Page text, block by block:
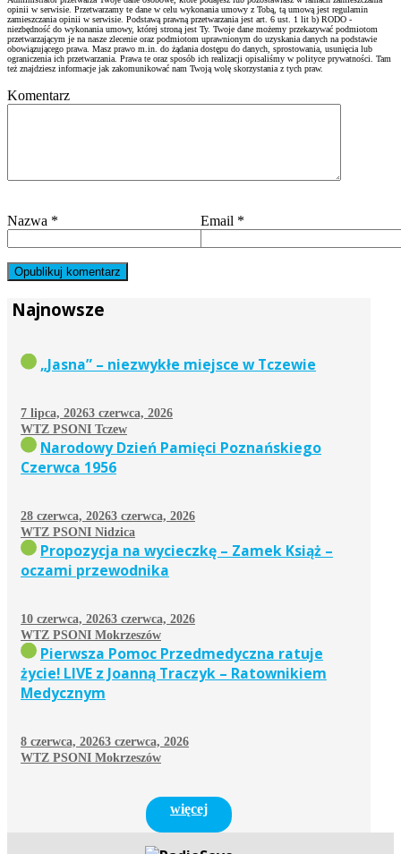
opinii w serwisie. Przetwarzamy te dane w celu wykonania umowy z Tobą, tą umową jest regulamin
zamieszczania opinii w serwisie. Podstawą prawną przetwarzania jest art. 6 ust. 1 lit b) RODO -
niezbędność do wykonania umowy, której stroną jest Ty. Twoje dane możemy przekazywać podmiotom
przetwarzającym je na nasze zlecenie oraz podmiotom uprawnionym do uzyskania danych na podstawie
obowiązującego prawa. Masz prawo m.in. do żądania dostępu do danych, sprostowania, usunięcia lub
ograniczenia ich przetwarzania. Prawa te oraz sposób ich realizacji opisaliśmy w polityce prywatności. Tam
też znajdziesz informacje jak zakomunikować nam Twoją wolę skorzystania z tych praw.
Komentarz
Nazwa * Email *
Najnowsze
„Jasna” – niezwykłe miejsce w Tczewie
7 lipca, 20263 czerwca, 2026
WTZ PSONI Tczew
Narodowy Dzień Pamięci Poznańskiego
Czerwca 1956
28 czerwca, 20263 czerwca, 2026
WTZ PSONI Nidzica
Propozycja na wycieczkę – Zamek Książ –
oczami przewodnika
10 czerwca, 20263 czerwca, 2026
WTZ PSONI Mokrzeszów
Pierwsza Pomoc Przedmedyczna ratuje
życie! LIVE z Joanną Traczyk – Ratownikiem
Medycznym
8 czerwca, 20263 czerwca, 2026
WTZ PSONI Mokrzeszów
więcej